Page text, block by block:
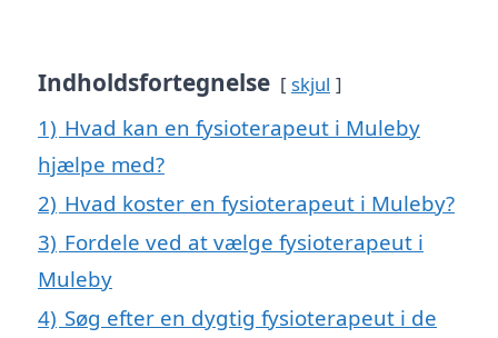
Indholdsfortegnelse skjul
1) Hvad kan en fysioterapeut i Muleby
hjælpe med?
2) Hvad koster en fysioterapeut i Muleby?
3) Fordele ved at vælge fysioterapeut i
Muleby
4) Søg efter en dygtig fysioterapeut i de